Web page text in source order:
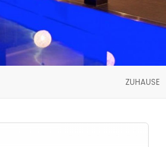
ZUHAUSE